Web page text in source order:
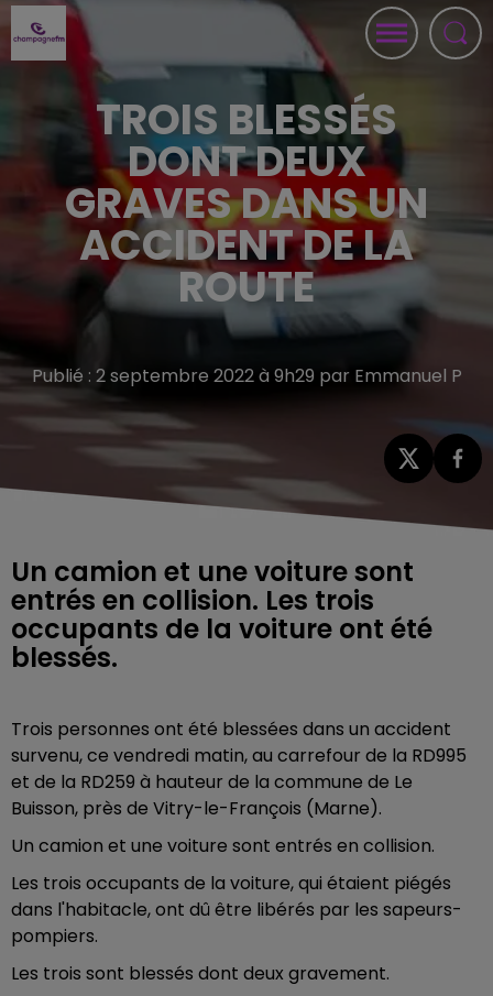
TROIS BLESSÉS
DONT DEUX
GRAVES DANS UN
ACCIDENT DE LA
ROUTE
Publié : 2 septembre 2022 à 9h29 par Emmanuel P
Un camion et une voiture sont
entrés en collision. Les trois
occupants de la voiture ont été
blessés.
Trois personnes ont été blessées dans un accident
survenu, ce vendredi matin, au carrefour de la RD995
et de la RD259 à hauteur de la commune de Le
Buisson, près de Vitry-le-François (Marne).
Un camion et une voiture sont entrés en collision.
Les trois occupants de la voiture, qui étaient piégés
dans l'habitacle, ont dû être libérés par les sapeurs-
pompiers.
Les trois sont blessés dont deux gravement.